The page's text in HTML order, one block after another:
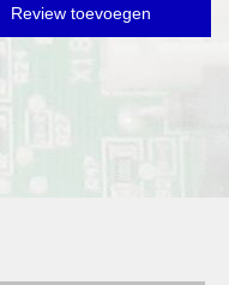
Review toevoegen